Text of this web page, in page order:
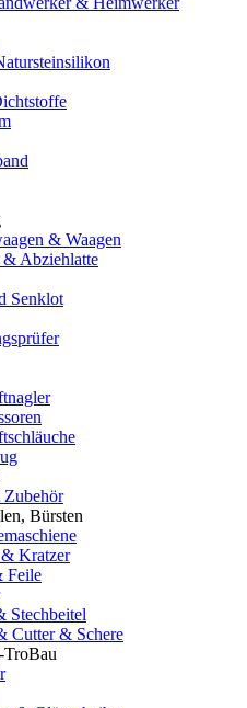
& Waagen
& Abziehlatte
Senklot
Zubehör
Bürsten
& Kratzer
Feile
Stechbeitel
Cutter & Schere
TroBau